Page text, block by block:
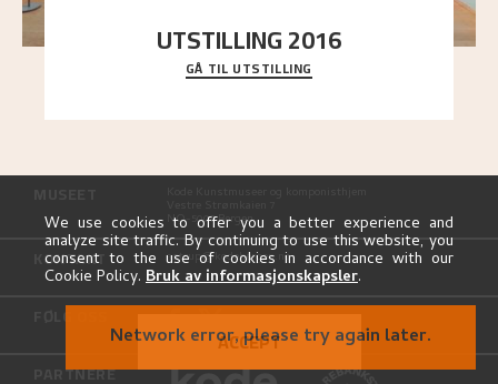
UTSTILLING 2016
En komplett oversikt over Nikolai Astrups
utstillinger, fra debuten i 1900 og frem til i dag.
GÅ TIL UTSTILLING
NO-5008 Bergen
KONTAKT astrup@kodebergen.no
PARTNERE
We use cookies to offer you a better experience and
analyze site traffic. By continuing to use this website, you
consent to the use of cookies in accordance with our
Cookie Policy. Bruk av informasjonskapsler.
ACCEPT
Network error, please try again later.